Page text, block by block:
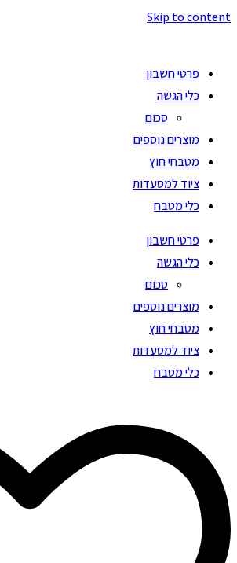
Skip to content
פרטי חשבון
כלי הגשה
סכום
מוצרים נוספים
מטבחי חוץ
ציוד למסעדות
כלי מטבח
פרטי חשבון
כלי הגשה
סכום
מוצרים נוספים
מטבחי חוץ
ציוד למסעדות
כלי מטבח